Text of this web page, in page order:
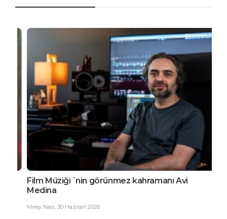
Film Müziği´nin görünmez kahramanı Avi
Medina
Mirey Nasi,30 Haziran 2026